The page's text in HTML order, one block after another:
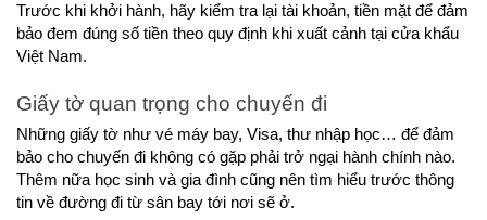
Trước khi khởi hành, hãy kiểm tra lại tài khoản, tiền mặt để đảm
bảo đem đúng số tiền theo quy định khi xuất cảnh tại cửa khẩu
Việt Nam.
Giấy tờ quan trọng cho chuyến đi
Những giấy tờ như vé máy bay, Visa, thư nhập học… để đảm
bảo cho chuyến đi không có gặp phải trở ngại hành chính nào.
Thêm nữa học sinh và gia đình cũng nên tìm hiểu trước thông
tin về đường đi từ sân bay tới nơi sẽ ở.